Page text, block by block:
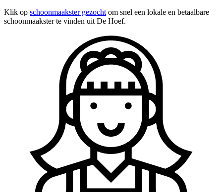
Klik op schoonmaakster gezocht om snel een lokale en betaalbare
schoonmaakster te vinden uit De Hoef.